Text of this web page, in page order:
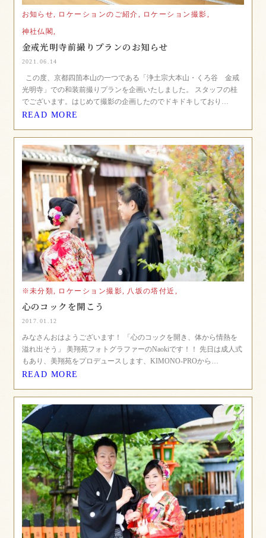
お知らせ, ロケーションのご紹介, ロケーション撮影,
神社仏閣,
金戒光明寺前撮りプランのお知らせ
2021.06.14
この度、京都四箇本山の一つである「浄土宗大本山・くろ谷 金戒
光明寺」での和装前撮りプランを企画いたしました。 スタッフの桂
でございます。はじめて撮影の企画したのでドキドキしており…
READ MORE
※未分類, ロケーション撮影, 八坂の塔付近,
心のコックを開こう
2017.01.12
みなさんおはようございます！ 「心のコックを開き、体から情熱を
溢れ出そう」 美翔苑フォトグラファーのNaokiです！！ 先日は成人式
もあり、美翔苑をプロデュースします、KIMONO-PROから…
READ MORE